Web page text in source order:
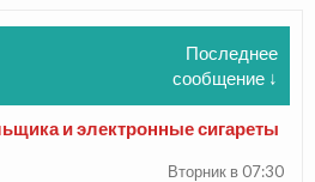
Последнее
сообщение ↓
и электронные сигареты
Вторник в 07:30